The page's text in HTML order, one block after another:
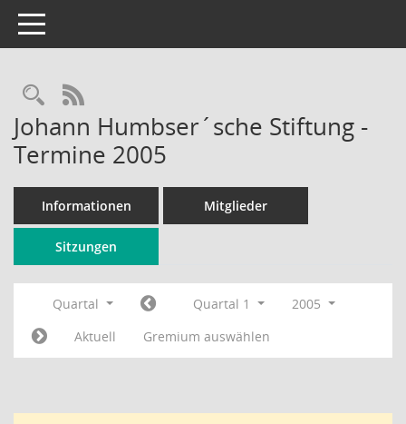
Toggle navigation
Rechercheauswahl
RSS-Feed
Johann Humbser´sche Stiftung -
Termine 2005
Informationen Mitglieder
Sitzungen
Quartal Quartal 1
2005
Aktuell
Gremium auswählen